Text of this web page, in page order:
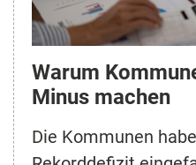
Warum
Minus machen
Die Kommunen